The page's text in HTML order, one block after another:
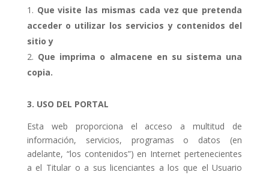
Que visite las mismas cada vez que pretenda
acceder o utilizar los servicios y contenidos del
sitio y
Que imprima o almacene en su sistema una
copia.
3. USO DEL PORTAL
Esta web proporciona el acceso a multitud de
información, servicios, programas o datos (en
adelante, “los contenidos”) en Internet pertenecientes
a el Titular o a sus licenciantes a los que el Usuario